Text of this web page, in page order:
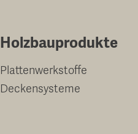
Holzbauprodukte
Plattenwerkstoffe
Deckensysteme